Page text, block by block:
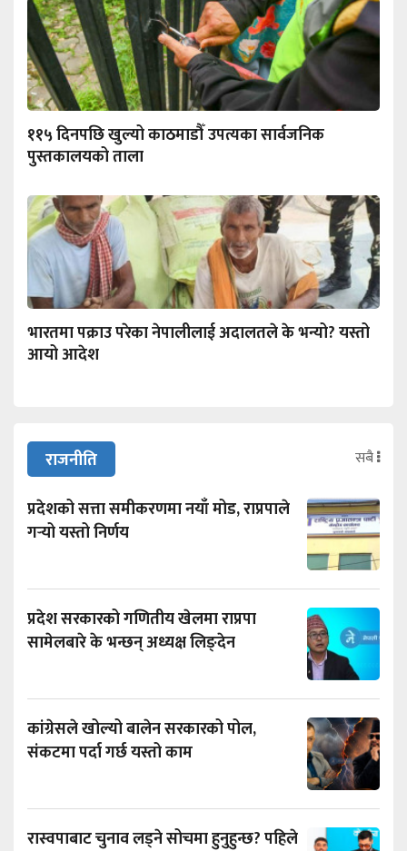
११५ दिनपछि खुल्यो काठमाडौँ उपत्यका सार्वजनिक
पुस्तकालयको ताला
भारतमा पक्राउ परेका नेपालीलाई अदालतले के भन्यो? यस्तो
आयो आदेश
राजनीति सबै
प्रदेशको सत्ता समीकरणमा नयाँ मोड, राप्रपाले
गर्‍यो यस्तो निर्णय
प्रदेश सरकारको गणितीय खेलमा राप्रपा
सामेलबारे के भन्छन् अध्यक्ष लिङ्देन
कांग्रेसले खोल्यो बालेन सरकारको पोल,
संकटमा पर्दा गर्छ यस्तो काम
रास्वपाबाट चुनाव लड्ने सोचमा हुनुहुन्छ? पहिले